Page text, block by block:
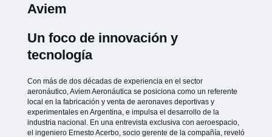
Aviem
Un foco de innovación y
tecnología
Con más de dos décadas de experiencia en el sector
aeronáutico, Aviem Aeronáutica se posiciona como un referente
local en la fabricación y venta de aeronaves deportivas y
experimentales en Argentina, e impulsa el desarrollo de la
industria nacional. En una entrevista exclusiva con aeroespacio,
el ingeniero Ernesto Acerbo, socio gerente de la compañía, reveló